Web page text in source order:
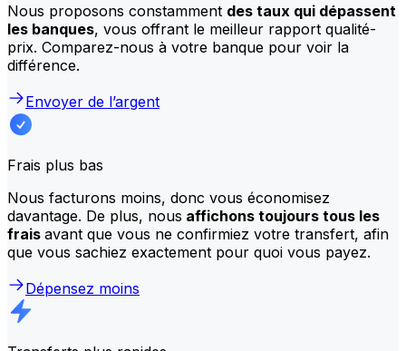
Nous proposons constamment des taux qui dépassent
les banques, vous offrant le meilleur rapport qualité-
prix. Comparez-nous à votre banque pour voir la
différence.
Envoyer de l’argent
Frais plus bas
Nous facturons moins, donc vous économisez
davantage. De plus, nous affichons toujours tous les
frais avant que vous ne confirmiez votre transfert, afin
que vous sachiez exactement pour quoi vous payez.
Dépensez moins